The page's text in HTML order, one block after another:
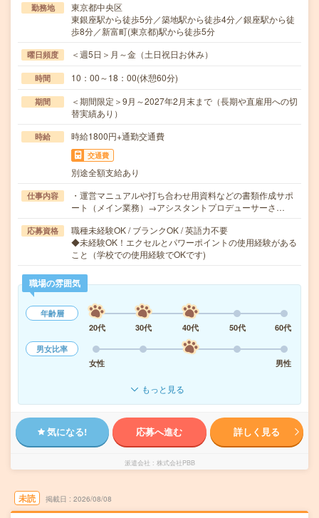
勤務地
東京都中央区
東銀座駅から徒歩5分／築地駅から徒歩4分／銀座駅から徒
歩8分／新富町(東京都)駅から徒歩5分
曜日頻度 ＜週5日＞月～金（土日祝日お休み）
時間 10：00～18：00(休憩60分)
期間
＜期間限定＞9月～2027年2月末まで（長期や直雇用への切
替実績あり）
時給 時給1800円+通勤交通費
交通費
別途全額支給あり
仕事内容
・運営マニュアルや打ち合わせ用資料などの書類作成サポ
ート（メイン業務）→アシスタントプロデューサーさ…
応募資格
職種未経験OK / ブランクOK / 英語力不要
◆未経験OK！エクセルとパワーポイントの使用経験がある
こと（学校での使用経験でOKです)
職場の雰囲気
年齢層
20代
30代 40代 50代
60代
男女比率
女性
男性
もっと見る
気になる! 応募へ進む 詳しく見る
派遣会社 株式会社PBB
未読 掲載日 2026/08/08